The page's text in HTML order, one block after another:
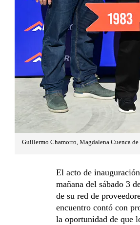
Guillermo Chamorro, Magdalena Cuenca
El acto de
mañana del sábado 3
de su red de
encuentro contó con
la oportunidad de que